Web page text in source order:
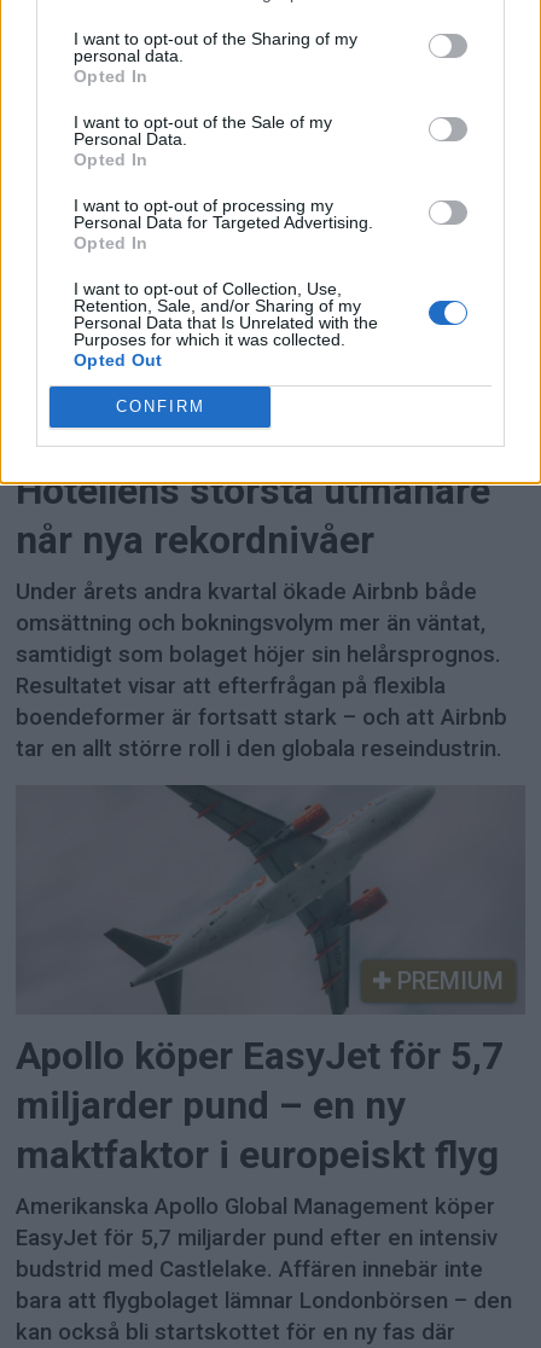
I want to opt-out of the Sharing of my
personal data.
Opted In
I want to opt-out of the Sale of my
Personal Data.
Opted In
I want to opt-out of processing my
Personal Data for Targeted Advertising.
Opted In
I want to opt-out of Collection, Use,
Retention, Sale, and/or Sharing of my
Personal Data that Is Unrelated with the
Purposes for which it was collected.
Opted Out
CONFIRM
bidra till ett säkrare samhälle? Har du rätt
kompetens och förmåga att utveckla
styrningen av resor i en tid då ett
på Försvarsmakten? Då kan detta vara en
roll för dig!
Hotellens största utmanare
når nya rekordnivåer
Under årets andra kvartal ökade Airbnb både
omsättning och bokningsvolym mer än väntat,
samtidigt som bolaget höjer sin helårsprognos.
Resultatet visar att efterfrågan på flexibla
boendeformer är fortsatt stark – och att Airbnb
tar en allt större roll i den globala reseindustrin.
PREMIUM
Apollo köper EasyJet för 5,7
miljarder pund – en ny
maktfaktor i europeiskt flyg
Amerikanska Apollo Global Management köper
EasyJet för 5,7 miljarder pund efter en intensiv
budstrid med Castlelake. Affären innebär inte
bara att flygbolaget lämnar Londonbörsen – den
kan också bli startskottet för en ny fas där